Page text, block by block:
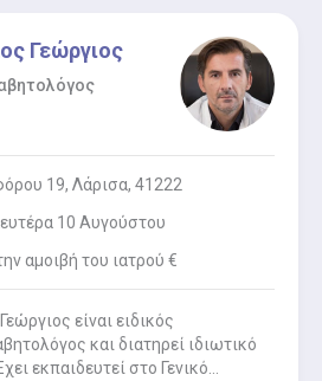
Γεώργιος
19, Λάρισα, 41222
10 Αυγούστου
αμοιβή του ιατρού €
είναι ειδικός
και διατηρεί ιδιωτικό
εκπαιδευτεί στο Γενικό